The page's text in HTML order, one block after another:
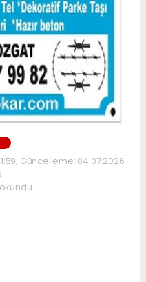
Güncelleme: 04.07.2026 -